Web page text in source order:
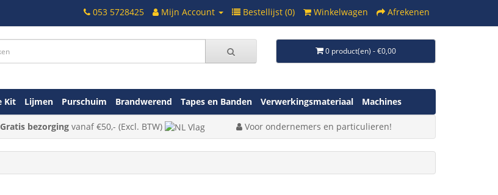
053 5728425 Mijn Account Bestellijst (0) Winkelwagen Afrekenen
0 product(en) - €0,00
Kit Lijmen Purschuim Brandwerend Tapes en Banden Verwerkingsmateriaal Machines
Gratis bezorgingvanaf€50,- (Excl. BTW) Voor ondernemers en particulieren!